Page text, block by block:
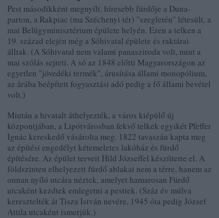
Pest másodikként megnyílt, híresebb fürdője a Duna-
parton, a Rakpiac (ma Széchenyi tér) "szegletén" létesült, a
mai Belügyminisztérium épülete helyén. Ezen a telken a
19. század elején még a Sóhivatal épülete és raktárai
álltak. (A Sóhivatal nem valami panasziroda volt, mint a
mai szólás sejteti. A só az 1848 előtti Magyarországon az
egyetlen "jövedéki termék", árusítása állami monopólium,
az árába beépített fogyasztási adó pedig a fő állami bevétel
volt.)
Miután a hivatalt áthelyezték, a város kiépülő új
központjában, a Lipótvárosban fekvő telkek egyikét Pfeffer
Ignác kereskedő vásárolta meg. 1822 tavaszán kapta meg
az építési engedélyt kétemeletes lakóház és fürdő
építésére. Az épület terveit Hild Józseffel készíttette el. A
földszinten elhelyezett fürdő ablakai nem a térre, hanem az
onnan nyíló utcára néztek, amelyet hamarosan Fürdő
utcaként kezdtek emlegetni a pestiek. (Száz év múlva
keresztelték át Tisza István nevére, 1945 óta pedig József
Attila utcaként ismerjük.)